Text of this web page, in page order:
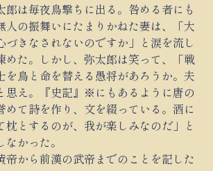
は毎夜鳥撃ちに出る。咎める者にも
人の振舞いにたまりかねた妻は、「大
づきなされないのですか」と涙を流し
めた。しかし、弥太郎は笑って、「戦
を鳥と命を替える愚将があろうか。夫
思え。『史記』※にもあるように唐の
めて詩を作り、文を綴っている。酒に
枕とするのが、我が楽しみなのだ」と
かった。
から前漢の武帝までのことを記した